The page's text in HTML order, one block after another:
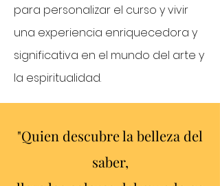
para personalizar el curso y vivir
una experiencia enriquecedora y
significativa en el mundo del arte y
la espiritualidad.
"Quien descubre la belleza del
saber,